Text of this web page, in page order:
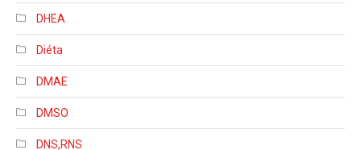
DHEA
Diéta
DMAE
DMSO
DNS,RNS